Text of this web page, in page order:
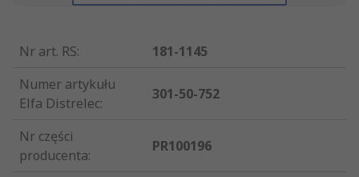
Nr art. RS:
181-1145
Numer artykułu
Elfa Distrelec:
301-50-752
Nr części
producenta:
PR100196